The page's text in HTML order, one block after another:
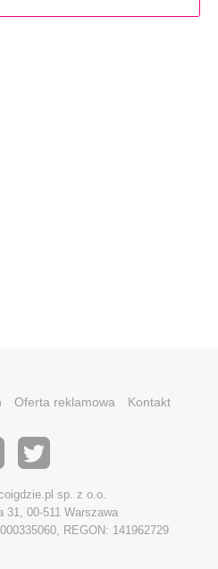
Oferta reklamowa Kontakt
sp. z o.o.
31, 00-511 Warszawa
REGON: 141962729